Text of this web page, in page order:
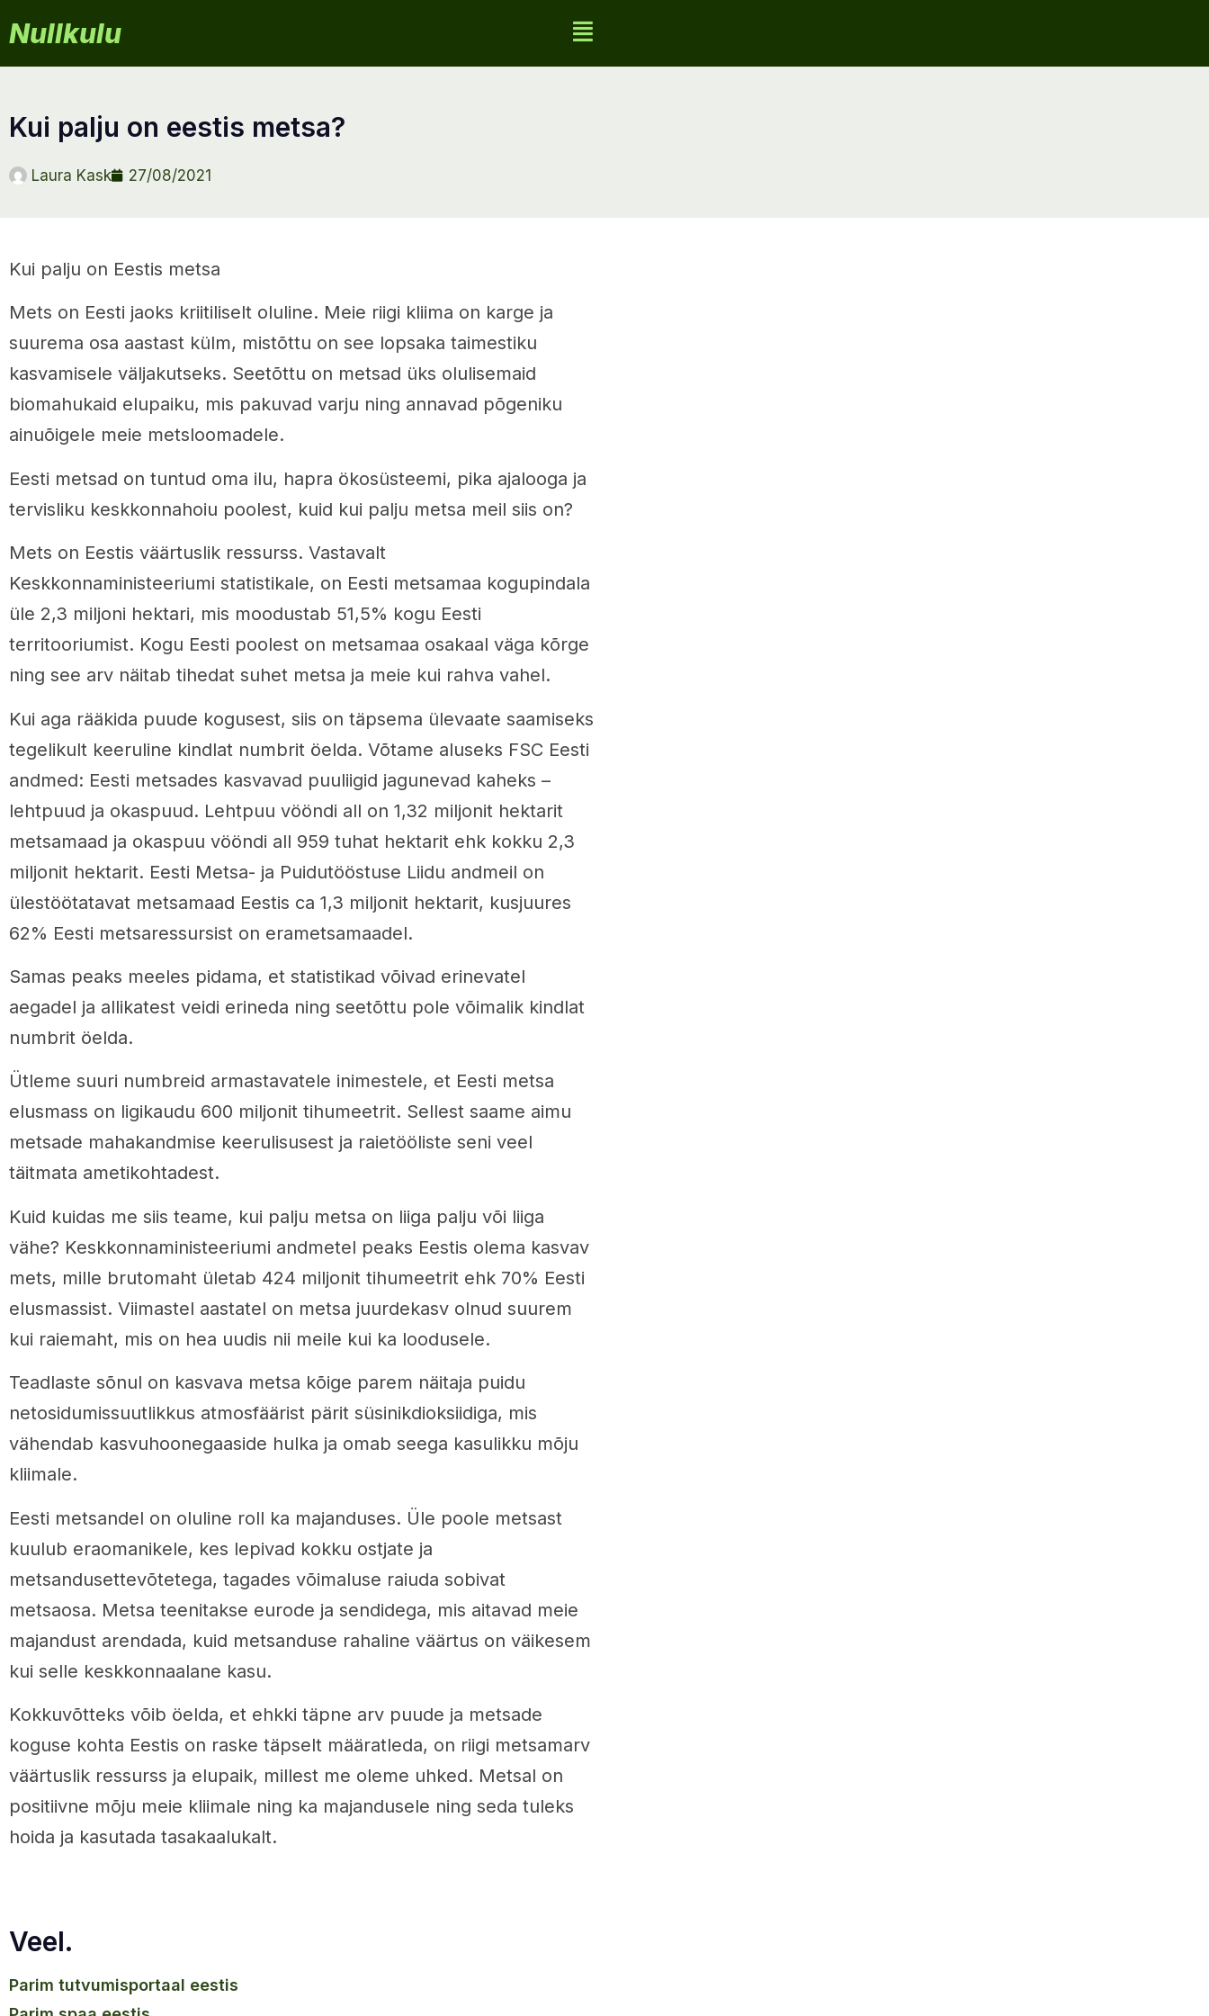
Nullkulu
kui palju on eestis metsa?
Laura Kask 27/08/2021
Kui palju on Eestis metsa
Mets on Eesti jaoks kriitiliselt oluline. Meie riigi kliima on karge ja
suurema osa aastast külm, mistõttu on see lopsaka taimestiku
kasvamisele väljakutseks. Seetõttu on metsad üks olulisemaid
biomahukaid elupaiku, mis pakuvad varju ning annavad põgeniku
ainuõigele meie metsloomadele.
Eesti metsad on tuntud oma ilu, hapra ökosüsteemi, pika ajalooga ja
tervisliku keskkonnahoiu poolest, kuid kui palju metsa meil siis on?
Mets on Eestis väärtuslik ressurss. Vastavalt
Keskkonnaministeeriumi statistikale, on Eesti metsamaa kogupindala
üle 2,3 miljoni hektari, mis moodustab 51,5% kogu Eesti
territooriumist. Kogu Eesti poolest on metsamaa osakaal väga kõrge
ning see arv näitab tihedat suhet metsa ja meie kui rahva vahel.
Kui aga rääkida puude kogusest, siis on täpsema ülevaate saamiseks
tegelikult keeruline kindlat numbrit öelda. Võtame aluseks FSC Eesti
andmed: Eesti metsades kasvavad puuliigid jagunevad kaheks –
lehtpuud ja okaspuud. Lehtpuu vööndi all on 1,32 miljonit hektarit
metsamaad ja okaspuu vööndi all 959 tuhat hektarit ehk kokku 2,3
miljonit hektarit. Eesti Metsa- ja Puidutööstuse Liidu andmeil on
ülestöötatavat metsamaad Eestis ca 1,3 miljonit hektarit, kusjuures
62% Eesti metsaressursist on erametsamaadel.
Samas peaks meeles pidama, et statistikad võivad erinevatel
aegadel ja allikatest veidi erineda ning seetõttu pole võimalik kindlat
numbrit öelda.
Ütleme suuri numbreid armastavatele inimestele, et Eesti metsa
elusmass on ligikaudu 600 miljonit tihumeetrit. Sellest saame aimu
metsade mahakandmise keerulisusest ja raietööliste seni veel
täitmata ametikohtadest.
Kuid kuidas me siis teame, kui palju metsa on liiga palju või liiga
vähe? Keskkonnaministeeriumi andmetel peaks Eestis olema kasvav
mets, mille brutomaht ületab 424 miljonit tihumeetrit ehk 70% Eesti
elusmassist. Viimastel aastatel on metsa juurdekasv olnud suurem
kui raiemaht, mis on hea uudis nii meile kui ka loodusele.
Teadlaste sõnul on kasvava metsa kõige parem näitaja puidu
netosidumissuutlikkus atmosfäärist pärit süsinikdioksiidiga, mis
vähendab kasvuhoonegaaside hulka ja omab seega kasulikku mõju
kliimale.
Eesti metsandel on oluline roll ka majanduses. Üle poole metsast
kuulub eraomanikele, kes lepivad kokku ostjate ja
metsandusettevõtetega, tagades võimaluse raiuda sobivat
metsaosa. Metsa teenitakse eurode ja sendidega, mis aitavad meie
majandust arendada, kuid metsanduse rahaline väärtus on väikesem
kui selle keskkonnaalane kasu.
Kokkuvõtteks võib öelda, et ehkki täpne arv puude ja metsade
koguse kohta Eestis on raske täpselt määratleda, on riigi metsamarv
väärtuslik ressurss ja elupaik, millest me oleme uhked. Metsal on
positiivne mõju meie kliimale ning ka majandusele ning seda tuleks
hoida ja kasutada tasakaalukalt.
Veel.
parim tutvumisportaal eestis